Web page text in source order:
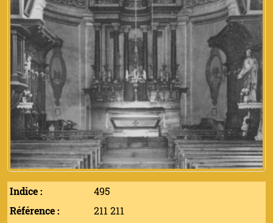
Indice :
495
Référence :
211 211